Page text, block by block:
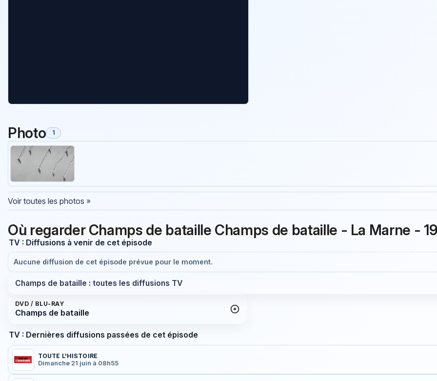
Photo 1
Voir toutes les photos »
Où regarder Champs de bataille Champs de bataille - La Marne -
TV : Diffusions à venir de cet épisode
Aucune diffusion de cet épisode prévue pour le moment.
Champs de bataille : toutes les diffusions TV
DVD / BLU-RAY
Champs de bataille
TV : Dernières diffusions passées de cet épisode
TOUTE L'HISTOIRE
Dimanche 21 juin à 08h55